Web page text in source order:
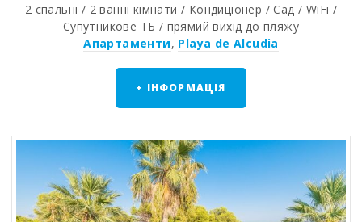
2 спальні / 2 ванні кімнати / Кондиціонер / Сад / WiFi /
Супутникове ТБ / прямий вихід до пляжу
Апартаменти, Playa de Alcudia
+ ІНФОРМАЦІЯ